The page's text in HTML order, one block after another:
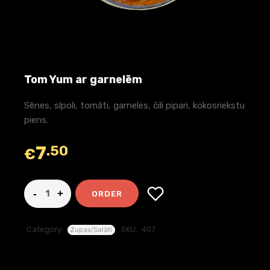
Tom Yum ar garnelēm
Sēnes, sīpoli, tomāti, garneles, čili pipari, kokosriekstu
piens.
€7.50
ORDER
Category: Zupas/Salāti SKU: 407